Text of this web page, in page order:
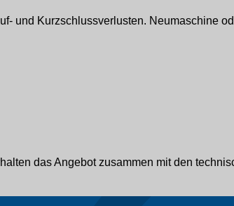
und Kurzschlussverlusten. Neumaschine
das Angebot zusammen mit den